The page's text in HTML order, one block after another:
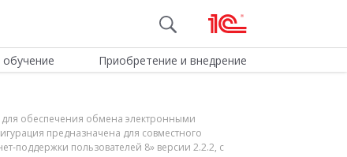
Приобретение и внедрение
для обеспечения обмена электронными
предназначена для совместного
поддержки пользователей 8» версии 2.2.2, с